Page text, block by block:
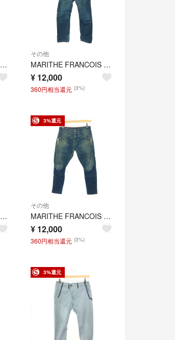
MARITHE FRANCOIS GIRBAUD マリテフランソワジルボー コットンリネンパンツ サイズ:M M5-2718 ネイビー メンズ / 240001207664
その他
MARITHE FRANCOIS GIRBAUD マリテフランソワジルボー 変形デザインデニムパンツ サイズ:L ジーンズ ネイビー メンズ / 240001207665
¥ 12,000
360円相当還元 (3%)
MARITHE FRANCOIS GIRBAUD マリテフランソワジルボー デニムパンツ サイズ:M ジーンズ M7-1181 ネイビー メンズ / 240001207666
3%還元
その他
MARITHE FRANCOIS GIRBAUD マリテフランソワジルボー スウェット切替デニムパンツ サイズ:M ジーンズ/異素材 M7-1690 ネイビー メンズ / 240001207667
¥ 12,000
360円相当還元 (3%)
3%還元